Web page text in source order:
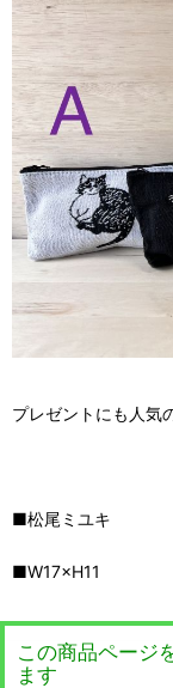
プレゼントにも人気
■松尾ミユキ
■W17×H11
この商品ページ
ます